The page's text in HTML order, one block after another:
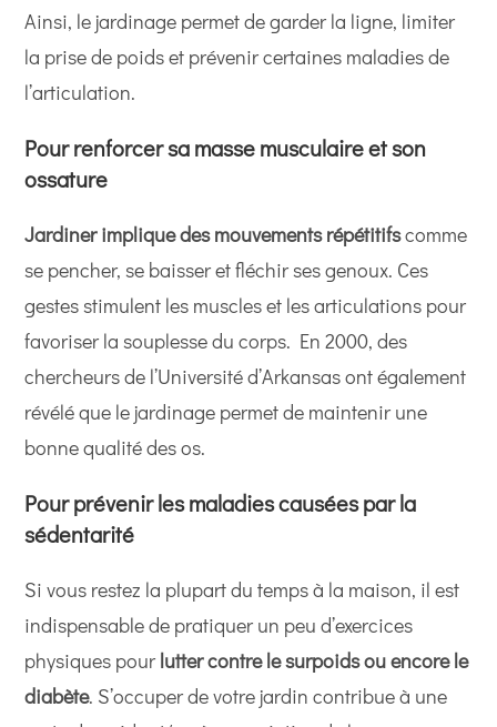
Ainsi, le jardinage permet de garder la ligne, limiter
la prise de poids et prévenir certaines maladies de
l’articulation.
Pour renforcer sa masse musculaire et son
ossature
Jardiner implique des mouvements répétitifscomme
se pencher, se baisser et fléchir ses genoux. Ces
gestes stimulent les muscles et les articulations pour
favoriser la souplesse du corps. En 2000, des
chercheurs de l’Université d’Arkansas ont également
révélé que le jardinage permet de maintenir une
bonne qualité des os.
Pour prévenir les maladies causées par la
sédentarité
Si vous restez la plupart du temps à la maison, il est
indispensable de pratiquer un peu d’exercices
physiques pour lutter contre le surpoids ou encore le
diabète. S’occuper de votre jardin contribue à une